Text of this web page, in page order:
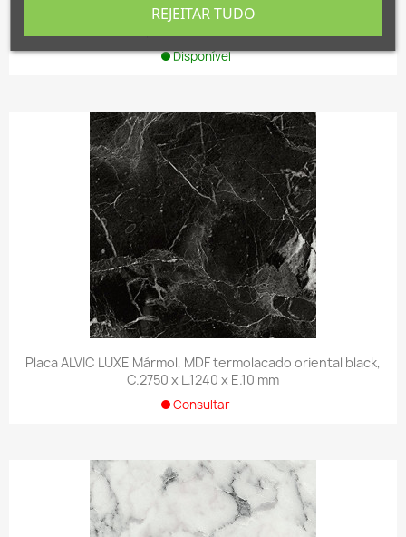
Placa ALVIC LUXE Marmol Versilia, MDF termolacado Marmol
Disponível
Placa ALVIC LUXE Mármol, MDF termolacado oriental black,
C.2750 x L.1240 x E.10 mm
Consultar
REJEITAR TUDO